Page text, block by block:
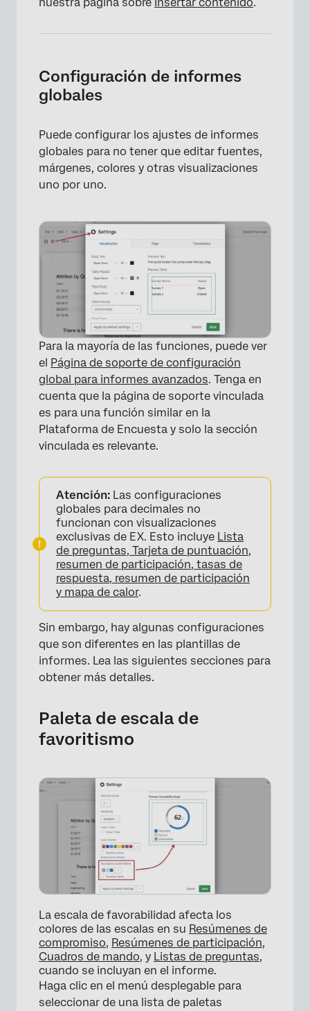
Configuración de informes
globales
Puede configurar los ajustes de informes
globales para no tener que editar fuentes,
márgenes, colores y otras visualizaciones
uno por uno.
Para la mayoría de las funciones, puede ver
el Página de soporte de configuración
global para informes avanzados. Tenga en
cuenta que la página de soporte vinculada
es para una función similar en la
Plataforma de Encuesta y solo la sección
vinculada es relevante.
Atención: Las configuraciones
globales para decimales no
funcionan con visualizaciones
exclusivas de EX. Esto incluye Lista
de preguntas, Tarjeta de puntuación,
resumen de participación, tasas de
respuesta, resumen de participación
y mapa de calor.
Sin embargo, hay algunas configuraciones
que son diferentes en las plantillas de
informes. Lea las siguientes secciones para
obtener más detalles.
Paleta de escala de
favoritismo
La escala de favorabilidad afecta los
colores de las escalas en su Resúmenes de
compromiso, Resúmenes de participación,
Cuadros de mando, y Listas de preguntas,
cuando se incluyan en el informe.
Haga clic en el menú desplegable para
seleccionar de una lista de paletas